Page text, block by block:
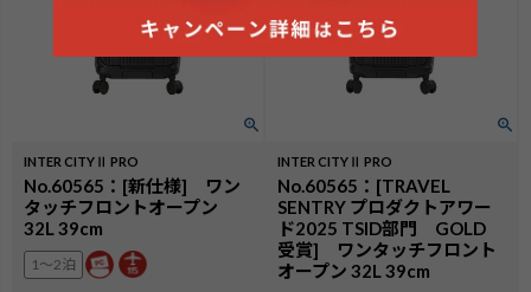
INTER CITYⅡ PRO
No.60565：[新仕様] ワン
タッチフロントオープン
32L 39cm
1〜2泊
INTER CITYⅡ PRO
No.60565：[TRAVEL
SENTRY プロダクトアワー
ド2025 TSID部門 GOLD
受賞] ワンタッチフロント
オープン 32L 39cm